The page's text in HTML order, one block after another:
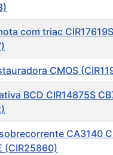
com triac
CMOS
BCD CIR14875S
CA3140
(CIR25860)